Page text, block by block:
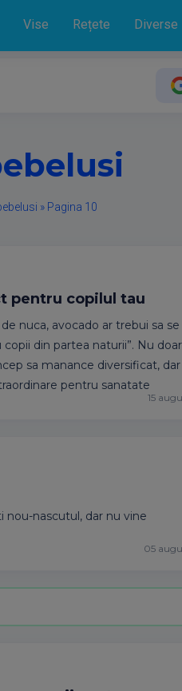
Vise Rețete Diverse
» Pagina 10
pentru copilul tau
nuca, avocado ar trebui sa se
din partea naturii”. Nu
sa manance diversificat, dar
pentru sanatate
15
nou-nascutul, dar nu vine
05